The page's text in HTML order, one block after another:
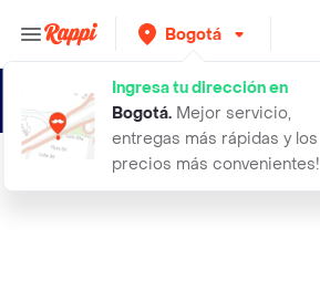
Bogotá
Ingresa tu dirección en
Bogotá. Mejor servicio,
entregas más rápidas y los
precios más convenientes!
36 zapato dama romulo